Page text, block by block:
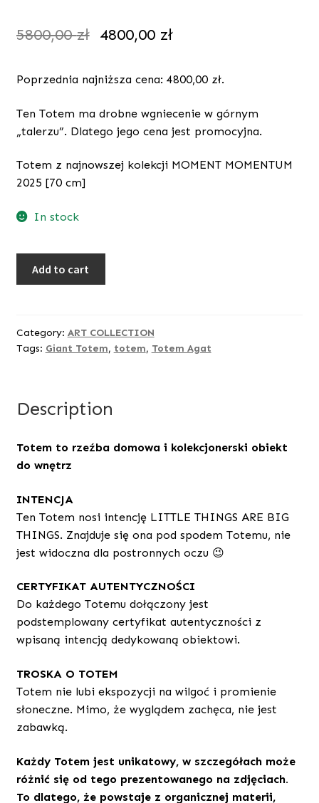
5800,00zł 4800,00 zł
Poprzednia najniższa cena: 4800,00 zł.
Ten Totem ma drobne wgniecenie w górnym
„talerzu”. Dlatego jego cena jest promocyjna.
Totem z najnowszej kolekcji MOMENT MOMENTUM
2025 [70 cm]
In stock
[edycja
5+2AP]
Add to cart
Category: ART COLLECTION
Tags: Giant Totem, totem, Totem Agat
Description
Totem to rzeźba domowa i kolekcjonerski obiekt
do wnętrz
INTENCJA
Ten Totem nosi intencję LITTLE THINGS ARE BIG
THINGS. Znajduje się ona pod spodem Totemu, nie
jest widoczna dla postronnych oczu 😉
CERTYFIKAT AUTENTYCZNOŚCI
Do każdego Totemu dołączony jest
podstemplowany certyfikat autentyczności z
wpisaną intencją dedykowaną obiektowi.
TROSKA O TOTEM
Totem nie lubi ekspozycji na wilgoć i promienie
słoneczne. Mimo, że wyglądem zachęca, nie jest
zabawką.
Każdy Totem jest unikatowy, w szczegółach może
różnić się od tego prezentowanego na zdjęciach.
To dlatego, że powstaje z organicznej materii,